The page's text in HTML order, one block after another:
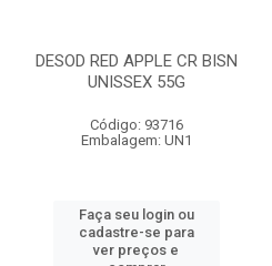
DESOD RED APPLE CR BISN
UNISSEX 55G
Código: 93716
Embalagem: UN1
Faça seu login ou
cadastre-se para
ver preços e